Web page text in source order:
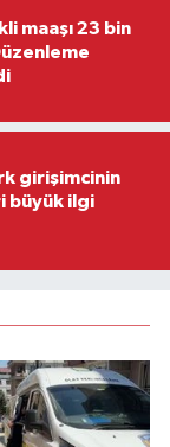
maaşı 23 bin
girişimcinin
büyük ilgi